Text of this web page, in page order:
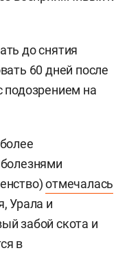
до снятия
60 дней после
подозрением на
отмечалась
Урала и
забой скота и
в